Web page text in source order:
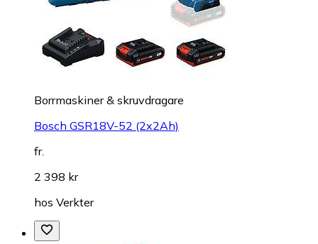
Borrmaskiner & skruvdragare
Bosch GSR18V-52 (2x2Ah)
fr.
2 398 kr
hos Verkter